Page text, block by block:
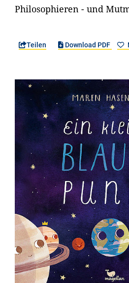
Philosophieren - und
Teilen Download PDF